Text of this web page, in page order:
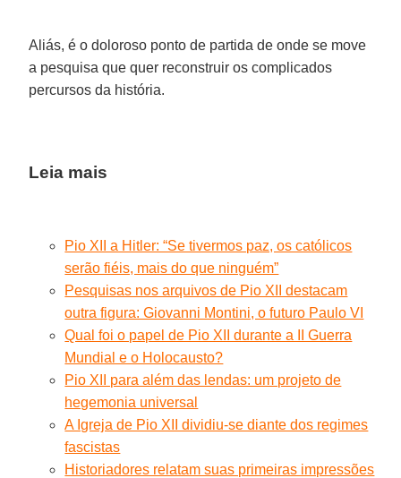
Aliás, é o doloroso ponto de partida de onde se move
a pesquisa que quer reconstruir os complicados
percursos da história.
Leia mais
Pio XII a Hitler: “Se tivermos paz, os católicos
serão fiéis, mais do que ninguém”
Pesquisas nos arquivos de Pio XII destacam
outra figura: Giovanni Montini, o futuro Paulo VI
Qual foi o papel de Pio XII durante a II Guerra
Mundial e o Holocausto?
Pio XII para além das lendas: um projeto de
hegemonia universal
A Igreja de Pio XII dividiu-se diante dos regimes
fascistas
Historiadores relatam suas primeiras impressões